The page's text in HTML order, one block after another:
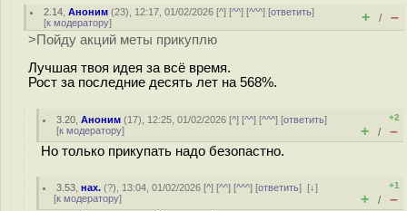
2.14 ,Аноним (23), 12:17, 01/02/2026 [^] [^^] [^^^] [ответить]
[к модератору] + / –
>Пойду акций меты прикуплю
Лучшая твоя идея за всё время.
Рост за последние десять лет на 568%.
3.20 ,Аноним (17), 12:25, 01/02/2026 [^] [^^] [^^^] [ответить]
[к модератору]
+2
+ / –
Но только прикупать надо безопастно.
3.53 ,нах. (?), 13:04, 01/02/2026 [^] [^^] [^^^] [ответить][↓]
[к модератору]
+1
+ / –